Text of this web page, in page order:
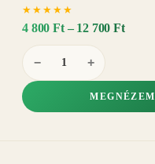
★ ★ ★ ★ ★
4 800 Ft – 12 700 Ft
− +
MEGNÉZEM